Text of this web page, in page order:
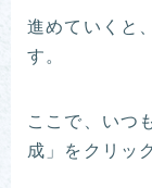
進めていくと
す。
ここで、いつ
成」をクリッ